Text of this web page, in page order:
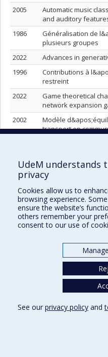
2005
Automatic music
and auditory
1986
Généralisation de
plusieurs groupes
2022
Advances in
1996
Contributions à
restreint
2022
Game theoretical
network expansion
2002
Modèle
transport en
techniques de
conception pour la
Étude de cas sur
typés dans Gambit
2023
ZeroAbuse, a
maltreatment
l&apos;optimisation
Des implantations
problème
matérielles de
UdeM understands
privacy
Cookies allow us to
browsing experience.
ensure the website’s
others remember your
consent to our use of
See our privacy policy and